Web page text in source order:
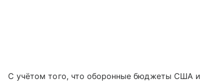
С учётом того, что оборонные бюджеты США и